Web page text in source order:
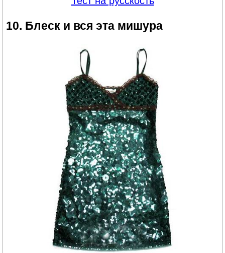
10. Блеск и вся эта мишура